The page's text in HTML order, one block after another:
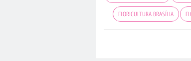
FLORICULTURA BRASÍLIA